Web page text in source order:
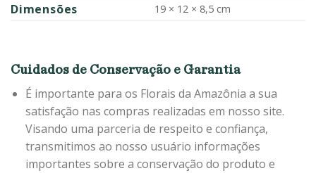
Dimensões 19 × 12 × 8,5 cm
Cuidados de Conservação e Garantia
É importante para os Florais da Amazônia a sua
satisfação nas compras realizadas em nosso site.
Visando uma parceria de respeito e confiança,
transmitimos ao nosso usuário informações
importantes sobre a conservação do produto e